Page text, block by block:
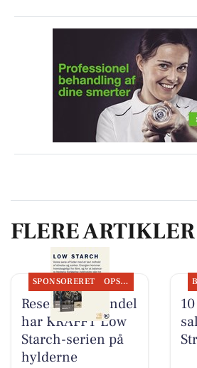
FLERE ARTIKLER
SPONSORERET OPSLAGSTAVLEN
Resen Landhandel
har KRAFFT Low
Starch-serien på
hylderne